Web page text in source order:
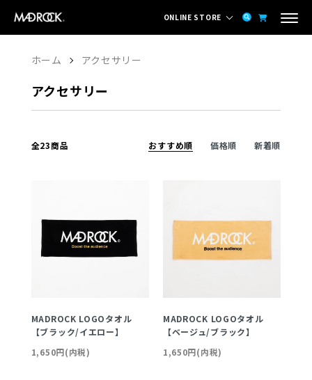
ONLINE STORE
ホーム アクセサリー
アクセサリー
全23商品 おすすめ順 価格順 新着順
MADROCK LOGOタオル
【ブラック/イエロー】
1,650円(内税)
MADROCK LOGOタオル
【ベージュ/ブラック】
1,650円(内税)